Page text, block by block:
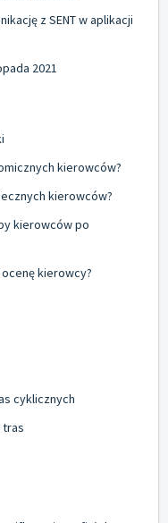
z SENT w aplikacji
2021
kierowców?
kierowców?
kierowców po
kierowcy?
cyklicznych
tras